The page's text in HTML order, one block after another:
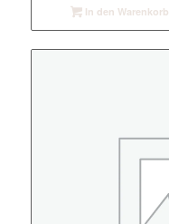
In den Warenkorb